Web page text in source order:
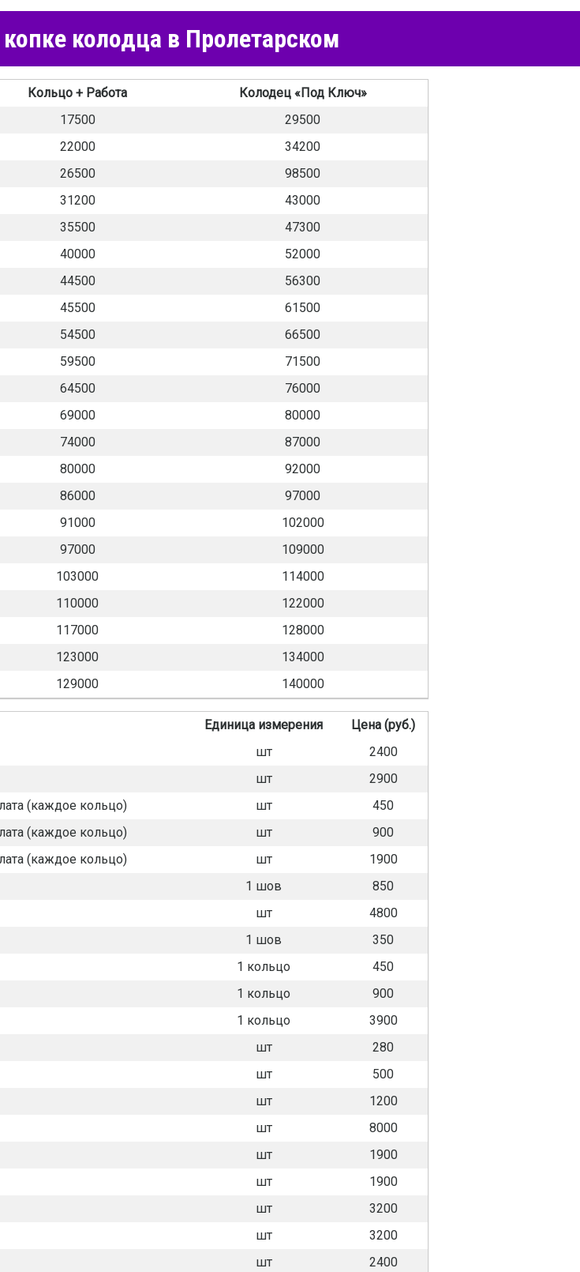
колодца в Пролетарском
Кольцо + Работа
Колодец «Под Ключ»
17500
29500
22000
34200
26500
98500
31200
43000
35500
47300
40000
52000
44500
56300
45500
61500
54500
66500
59500
71500
64500
76000
69000
80000
74000
87000
80000
92000
86000
97000
91000
102000
97000
109000
103000
114000
110000
122000
117000
128000
123000
134000
129000 140000
Единица измерения
Цена (руб.)
шт
2400
шт
2900
(каждое кольцо)
шт
450
(каждое кольцо)
шт
900
(каждое кольцо)
шт
1900
1 шов
850
шт
4800
1 шов
350
1 кольцо
450
1 кольцо
900
1 кольцо
3900
шт
280
шт
500
шт
1200
шт
8000
шт
1900
шт
1900
шт
3200
шт
3200
шт 2400